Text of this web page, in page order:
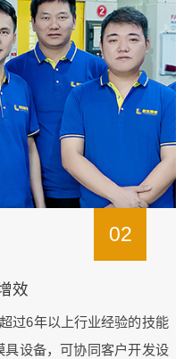
02
效
过6年以上行业经验的技能
设备，可协同客户开发设